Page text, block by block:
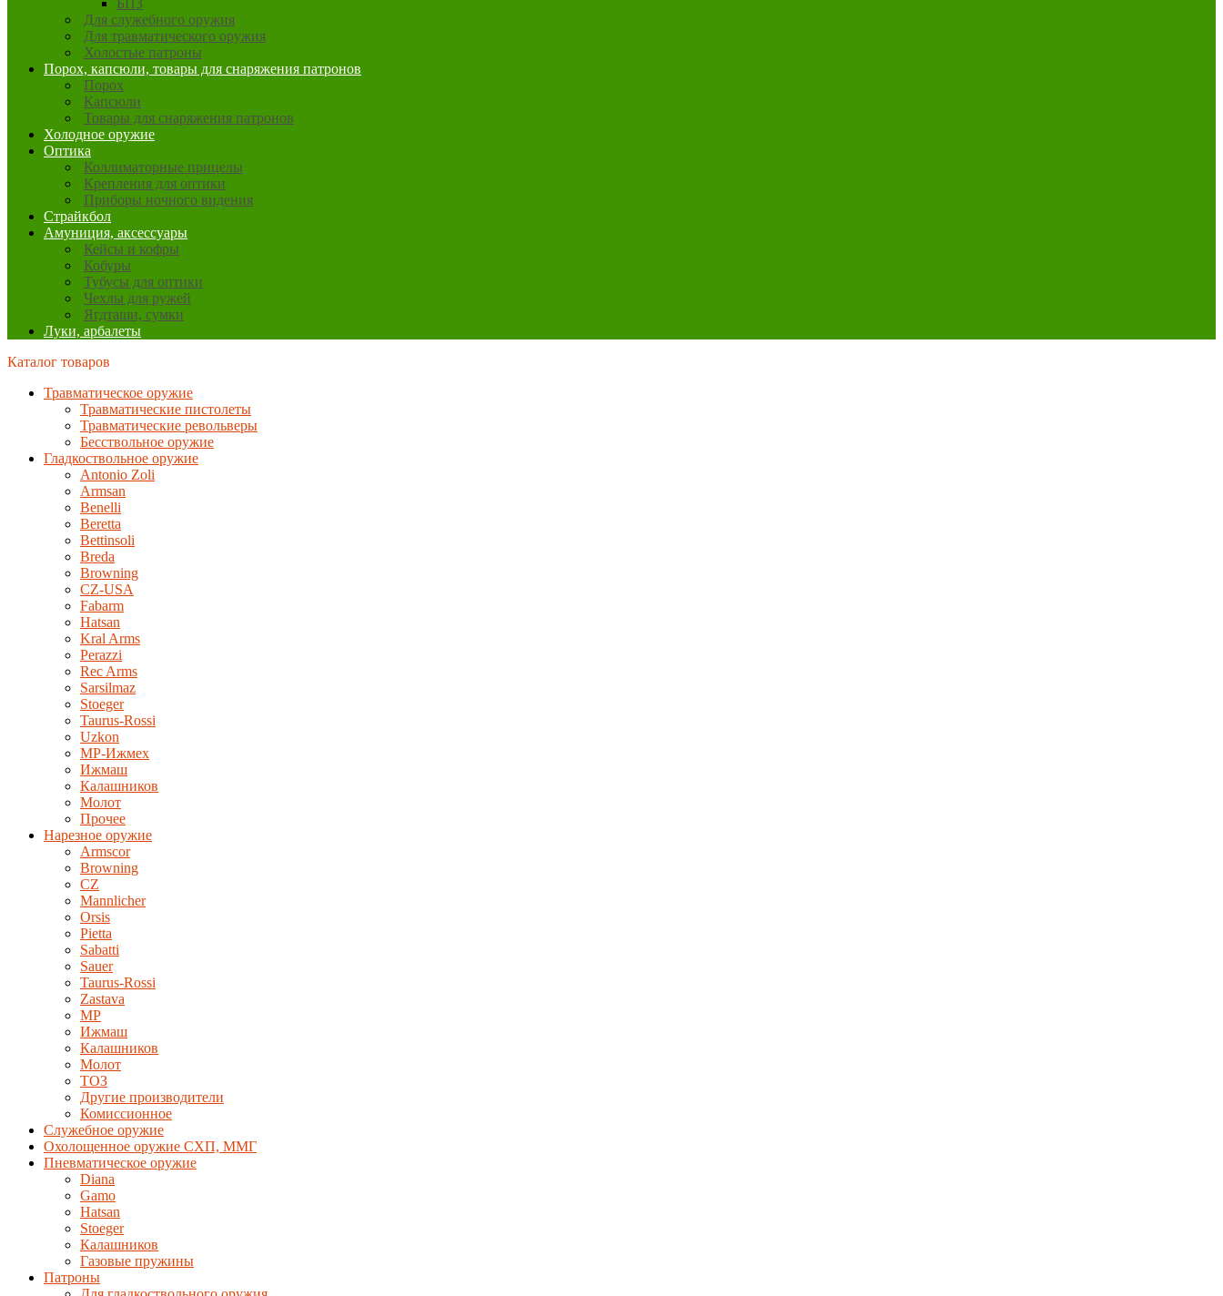
БПЗ
Для служебного оружия
Для травматического оружия
Холостые патроны
Порох, капсюли, товары для снаряжения патронов
Порох
Капсюли
Товары для снаряжения патронов
Холодное оружие
Оптика
Коллиматорные прицелы
Крепления для оптики
Приборы ночного видения
Страйкбол
Амуниция, аксессуары
Кейсы и кофры
Кобуры
Тубусы для оптики
Чехлы для ружей
Ягдташи, сумки
Луки, арбалеты
Каталог товаров
Травматическое оружие
Травматические пистолеты
Травматические револьверы
Бесствольное оружие
Гладкоствольное оружие
Antonio Zoli
Armsan
Benelli
Beretta
Bettinsoli
Breda
Browning
CZ-USA
Fabarm
Hatsan
Kral Arms
Perazzi
Rec Arms
Sarsilmaz
Stoeger
Taurus-Rossi
Uzkon
MP-Ижмех
Ижмаш
Калашников
Молот
Прочее
Нарезное оружие
Armscor
Browning
CZ
Mannlicher
Orsis
Pietta
Sabatti
Sauer
Taurus-Rossi
Zastava
MP
Ижмаш
Калашников
Молот
ТОЗ
Другие производители
Комиссионное
Служебное оружие
Охолощенное оружие СХП, ММГ
Пневматическое оружие
Diana
Gamo
Hatsan
Stoeger
Калашников
Газовые пружины
Патроны